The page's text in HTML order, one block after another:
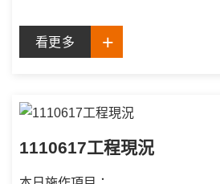
看更多
1110617工程現況